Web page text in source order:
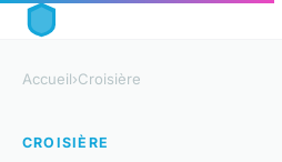
Accueil›Croisière
CROISIÈRE